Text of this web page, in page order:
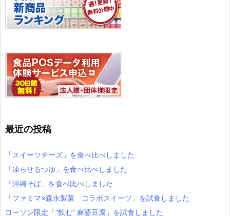
最近の投稿
「スイーツチーズ」を食べ比べしました
「凍らせるつゆ」を食べ比べしました
「沖縄そば」を食べ比べしました
「ファミマ×森永製菓 コラボスイーツ」を試食しました
ローソン限定「”飲む” 麻婆豆腐」を試食しました